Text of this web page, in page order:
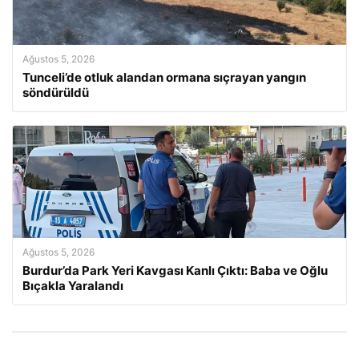
Ağustos 5, 2026
Tunceli’de otluk alandan ormana sıçrayan yangın
söndürüldü
Ağustos 5, 2026
Burdur’da Park Yeri Kavgası Kanlı Çıktı: Baba ve Oğlu
Bıçakla Yaralandı